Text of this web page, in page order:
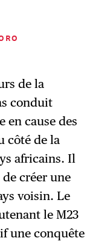
de la
conduit
en cause des
côté de la
africains. Il
créer une
voisin. Le
le M23
une conquête